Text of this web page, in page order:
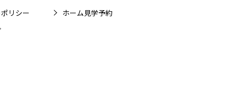
リシー
ホーム見学予約